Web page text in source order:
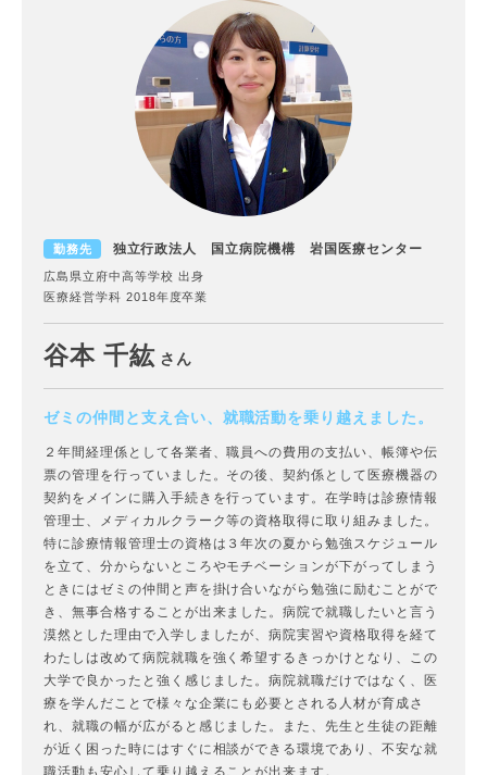
勤務先 独立行政法人 国立病院機構 岩国医療センター
広島県立府中高等学校 出身
医療経営学科 2018年度卒業
谷本 千紘 さん
ゼミの仲間と支え合い、就職活動を乗り越えました。
２年間経理係として各業者、職員への費用の支払い、帳簿や伝
票の管理を行っていました。その後、契約係として医療機器の
契約をメインに購入手続きを行っています。在学時は診療情報
管理士、メディカルクラーク等の資格取得に取り組みました。
特に診療情報管理士の資格は３年次の夏から勉強スケジュール
を立て、分からないところやモチベーションが下がってしまう
ときにはゼミの仲間と声を掛け合いながら勉強に励むことがで
き、無事合格することが出来ました。病院で就職したいと言う
漠然とした理由で入学しましたが、病院実習や資格取得を経て
わたしは改めて病院就職を強く希望するきっかけとなり、この
大学で良かったと強く感じました。病院就職だけではなく、医
療を学んだことで様々な企業にも必要とされる人材が育成さ
れ、就職の幅が広がると感じました。また、先生と生徒の距離
が近く困った時にはすぐに相談ができる環境であり、不安な就
職活動も安心して乗り越えることが出来ます。